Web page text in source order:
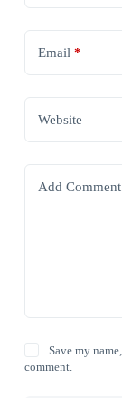
Email *
Website
Add Comment
Save my
comment.